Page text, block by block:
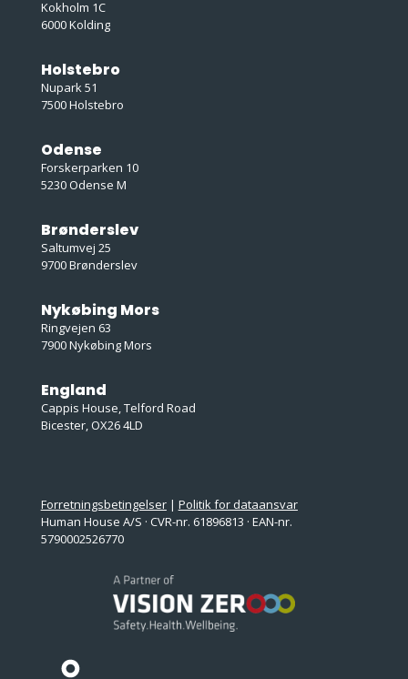
Kokholm 1C
6000 Kolding
Holstebro
Nupark 51
7500 Holstebro
Odense
Forskerparken 10
5230 Odense M
Brønderslev
Saltumvej 25
9700 Brønderslev
Nykøbing Mors
Ringvejen 63
7900 Nykøbing Mors
England
Cappis House, Telford Road
Bicester, OX26 4LD
Forretningsbetingelser| Politik for dataansvar
Human House A/S · CVR-nr. 61896813 · EAN-nr.
5790002526770